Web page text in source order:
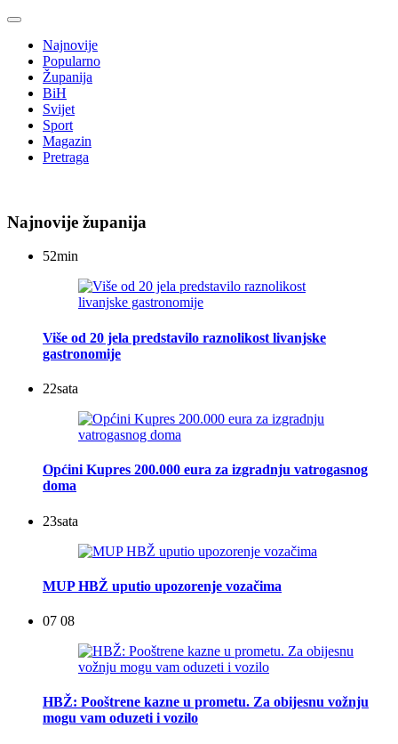
Najnovije
Popularno
Županija
BiH
Svijet
Sport
Magazin
Pretraga
Najnovije županija
52min
Više od 20 jela predstavilo raznolikost livanjske
gastronomije
22sata
Općini Kupres 200.000 eura za izgradnju vatrogasnog
doma
23sata
MUP HBŽ uputio upozorenje vozačima
07 08
HBŽ: Pooštrene kazne u prometu. Za obijesnu vožnju
mogu vam oduzeti i vozilo